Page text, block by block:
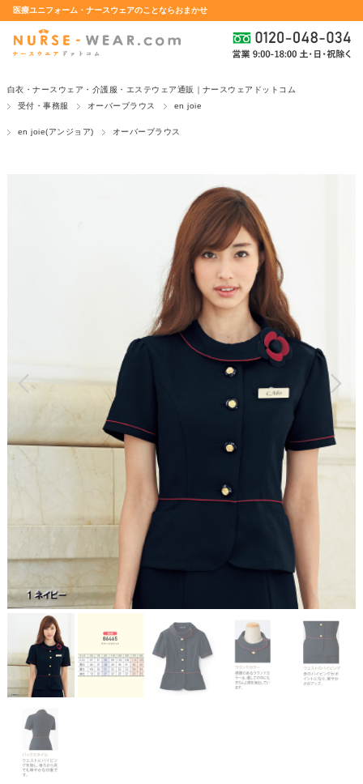
医療ユニフォーム・ナースウェアのことならおまかせ
白衣・ナースウェア・介護服・エステウェア通販｜ナースウェアドットコム
受付・事務服
オーバーブラウス en joie
en joie(アンジョア) オーバーブラウス